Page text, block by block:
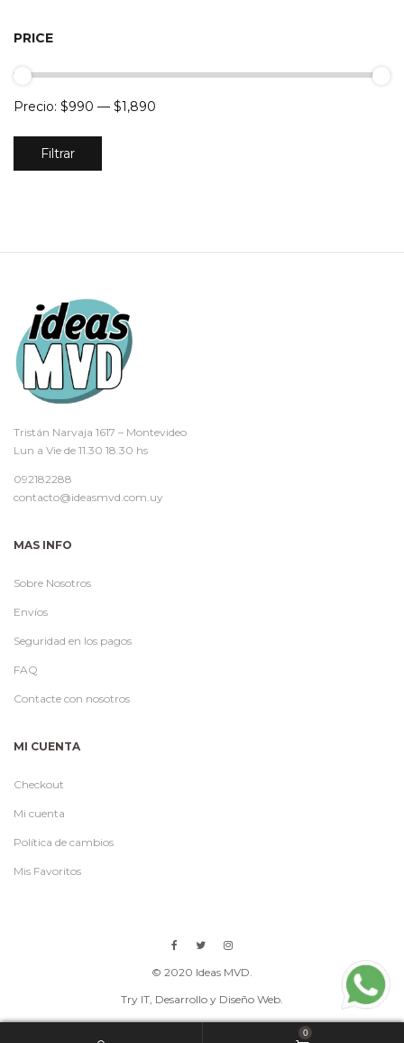
PRICE
Precio
mínimo
Precio
máximo
Filtrar
Precio: $990 — $1,890
Tristán Narvaja 1617 – Montevideo
Lun a Vie de 11.30 18.30 hs
092182288
contacto@ideasmvd.com.uy
MAS INFO
Sobre Nosotros
Envíos
Seguridad en los pagos
FAQ
Contacte con nosotros
MI CUENTA
Checkout
Mi cuenta
Política de cambios
Mis Favoritos
© 2020 Ideas MVD.
Try IT , Desarrollo y Diseño Web.
0